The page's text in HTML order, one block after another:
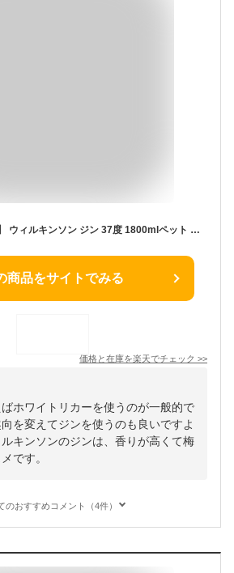
【全品P3倍 7/20限定】 ウィルキンソン ジン 37度 1800mlペット 1.8L国産 WILKINSON GINウイルキンソン ウヰルキンソン 大容量 業務用 ソーダ割 手作り 梅酒 長S
商品をサイトでみる
価格と在庫を楽天でチェック >>
ホワイトリカーを使うのが一般的で
を変えてジンを使うのも良いですよ
キンソンのジンは、香りが高くて梅
です。
のおすすめコメント（4件）